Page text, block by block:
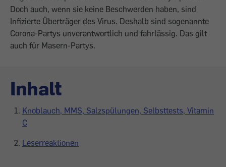
Doch auch, wenn sie keine Beschwerden haben, sind
Infizierte Überträger des Virus. Deshalb sind sogenannte
Corona-Partys unverantwortlich und fahrlässig. Das gilt
auch für Masern-Partys.
Inhalt
Knoblauch, MMS, Salzspülungen, Selbsttests, Vitamin
C
Leserreaktionen